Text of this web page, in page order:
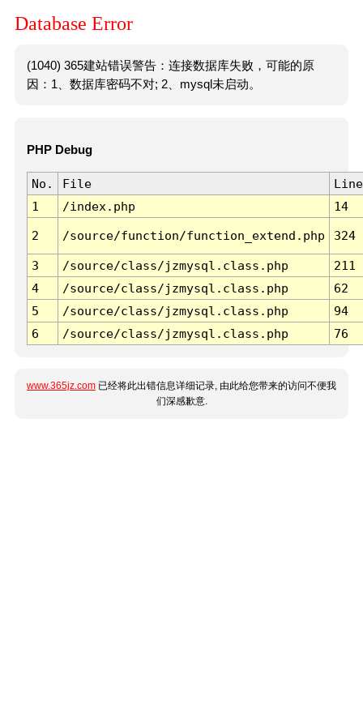
Database Error
(1040) 365建站错误警告：连接数据库失败，可能的原
因：1、数据库密码不对; 2、mysql未启动。
PHP Debug
No. File
Line
1
/index.php 14
2 /source/function/function_extend.php 324
3 /source/class/jzmysql.class.php
211
4
/source/class/jzmysql.class.php
62
5
/source/class/jzmysql.class.php
94
6
/source/class/jzmysql.class.php 76
www.365jz.com 已经将此出错信息详细记录, 由此给您带来的访问不便我
们深感歉意.